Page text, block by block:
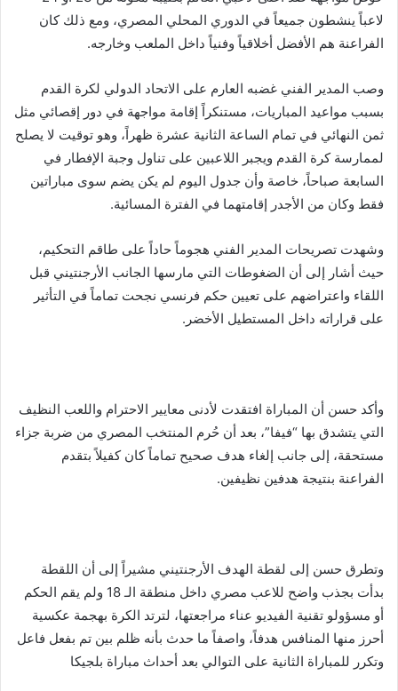
لاعباً ينشطون جميعاً في الدوري المحلي المصري، ومع ذلك كان
الفراعنة هم الأفضل أخلاقياً وفنياً داخل الملعب وخارجه.
وصب المدير الفني غضبه العارم على الاتحاد الدولي لكرة القدم
بسبب مواعيد المباريات، مستنكراً إقامة مواجهة في دور إقصائي مثل
ثمن النهائي في تمام الساعة الثانية عشرة ظهراً، وهو توقيت لا يصلح
لممارسة كرة القدم ويجبر اللاعبين على تناول وجبة الإفطار في
السابعة صباحاً، خاصة وأن جدول اليوم لم يكن يضم سوى مباراتين
فقط وكان من الأجدر إقامتهما في الفترة المسائية.
وشهدت تصريحات المدير الفني هجوماً حاداً على طاقم التحكيم،
حيث أشار إلى أن الضغوطات التي مارسها الجانب الأرجنتيني قبل
اللقاء واعتراضهم على تعيين حكم فرنسي نجحت تماماً في التأثير
على قراراته داخل المستطيل الأخضر.
وأكد حسن أن المباراة افتقدت لأدنى معايير الاحترام واللعب النظيف
التي يتشدق بها “فيفا”، بعد أن حُرم المنتخب المصري من ضربة جزاء
مستحقة، إلى جانب إلغاء هدف صحيح تماماً كان كفيلاً بتقدم
الفراعنة بنتيجة هدفين نظيفين.
وتطرق حسن إلى لقطة الهدف الأرجنتيني مشيراً إلى أن اللقطة
بدأت بجذب واضح للاعب مصري داخل منطقة الـ 18 ولم يقم الحكم
أو مسؤولو تقنية الفيديو عناء مراجعتها، لترتد الكرة بهجمة عكسية
أحرز منها المنافس هدفاً، واصفاً ما حدث بأنه ظلم بين تم بفعل فاعل
وتكرر للمباراة الثانية على التوالي بعد أحداث مباراة بلجيكا